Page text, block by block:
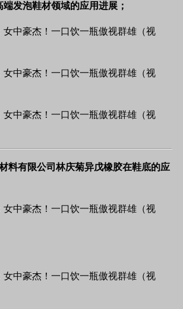
发泡鞋材领域的应用进展；
料有限公司林庆菊异戊橡胶在鞋底的应